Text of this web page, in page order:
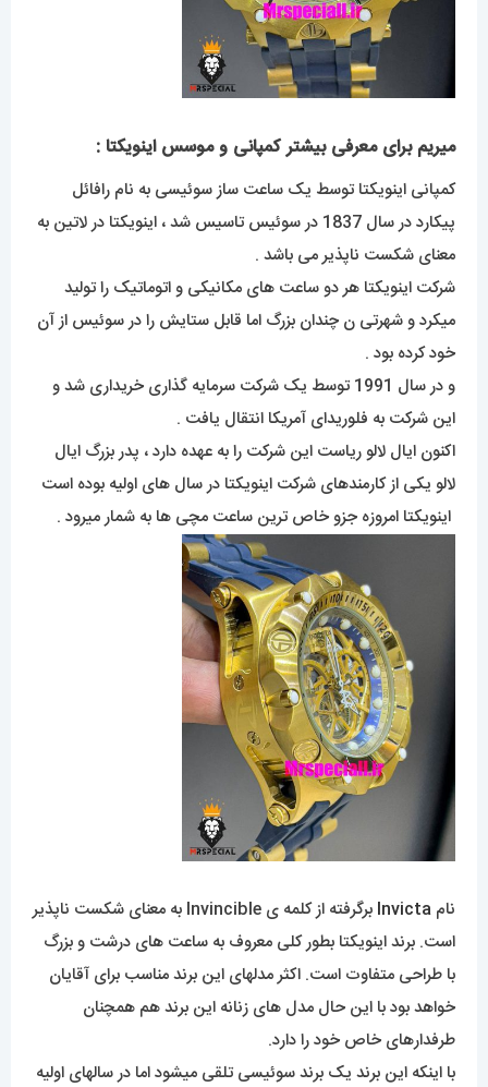
میریم برای معرفی بیشتر کمپانی و موسس اینویکتا :
کمپانی اینویکتا توسط یک ساعت ساز سوئیسی به نام رافائل
پیکارد در سال 1837 در سوئیس تاسیس شد ، اینویکتا در لاتین به
معنای شکست ناپذیر می باشد .
شرکت اینویکتا هر دو ساعت های مکانیکی و اتوماتیک را تولید
میکرد و شهرتی ن چندان بزرگ اما قابل ستایش را در سوئیس از آن
خود کرده بود .
و در سال 1991 توسط یک شرکت سرمایه گذاری خریداری شد و
این شرکت به فلوریدای آمریکا انتقال یافت .
اکنون ایال لالو ریاست این شرکت را به عهده دارد ، پدر بزرگ ایال
لالو یکی از کارمندهای شرکت اینویکتا در سال های اولیه بوده است
اینویکتا امروزه جزو خاص ترین ساعت مچی ها به شمار میرود .
نام Invicta
برگرفته از کلمه ی Invincible به معنای شکست ناپذیر
است. برند اینویکتا بطور کلی معروف به ساعت های درشت و بزرگ
با طراحی متفاوت است. اکثر مدلهای این برند مناسب برای آقایان
خواهد بود با این حال مدل های زنانه این برند هم همچنان
طرفدارهای خاص خود را دارد.
با اینکه این برند یک برند سوئیسی تلقی میشود اما در سالهای اولیه